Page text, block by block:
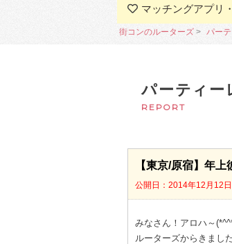
マッチングアプリ
街コンのルーターズ パー
パーティー
REPORT
【東京/原宿】年
公開日：2014年12月12
みなさん！アロハ～
ルーターズからきまし